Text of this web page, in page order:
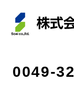
0049-32